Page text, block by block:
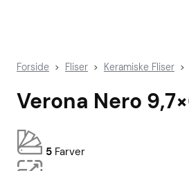
Forside > Fliser > Keramiske Fliser >
Verona Nero
5 Farver